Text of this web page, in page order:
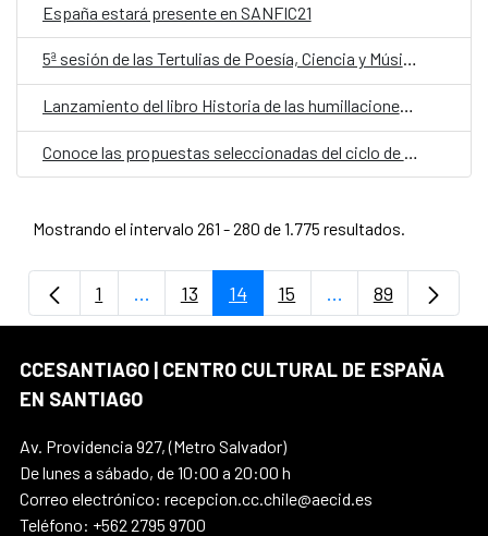
España estará presente en SANFIC21
5ª sesión de las Tertulias de Poesía, Ciencia y Música 2025
Lanzamiento del libro Historia de las humillaciones de Jorge Marchant Lazcano
Mostrando el intervalo 261 - 280 de 1.775 resultados.
Página
1 ...Páginas intermedias Use TAB para
Página
13 Página
14 Página
15 ...PáginasPágina
89
CCESANTIAGO | CENTRO CULTURAL DE ESPAÑA
EN SANTIAGO
Av. Providencia 927, (Metro Salvador)
De lunes a sábado, de 10:00 a 20:00 h
Correo electrónico: recepcion.cc.chile@aecid.es
Teléfono: +562 2795 9700